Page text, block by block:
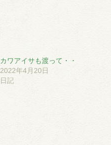
カワアイサも渡って・・
2022年4月20日
日記